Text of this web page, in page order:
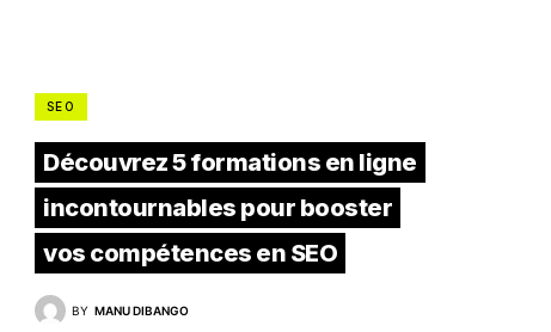
SEO
Découvrez 5 formations en ligne
incontournables pour booster
vos compétences en SEO
BY MANU DIBANGO